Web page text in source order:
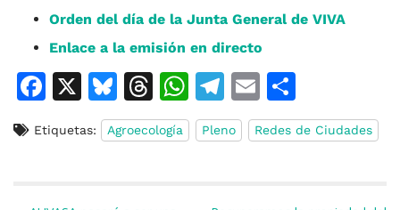
Orden del día de la Junta General de VIVA
Enlace a la emisión en directo
F
c
b
X
Bl
u
e
k
T
h
re
W
h
at
T
el
e
E
m
ai
o
m
ar
Etiquetas: Agroecología Pleno Redes de Ciudades